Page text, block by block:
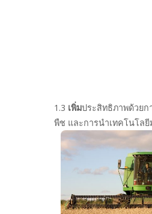
1.3 เพิ่มประสิทธิภาพด้วยก
พืช และการนำเทคโนโลยี